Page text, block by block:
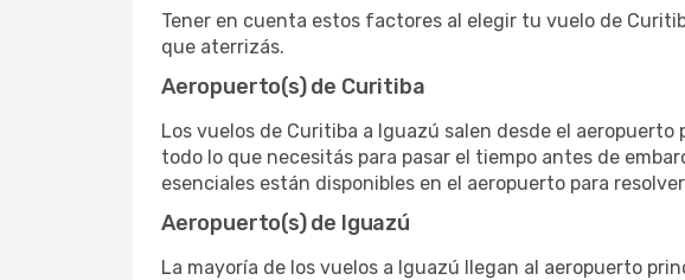
Tener en cuenta estos factores al elegir tu vuelo de
que aterrizás.
Aeropuerto(s) de Curitiba
Los vuelos de Curitiba a Iguazú salen desde el
todo lo que necesitás para pasar el tiempo antes de
esenciales están disponibles en el aeropuerto para
Aeropuerto(s) de Iguazú
La mayoría de los vuelos a Iguazú llegan al aeropuerto